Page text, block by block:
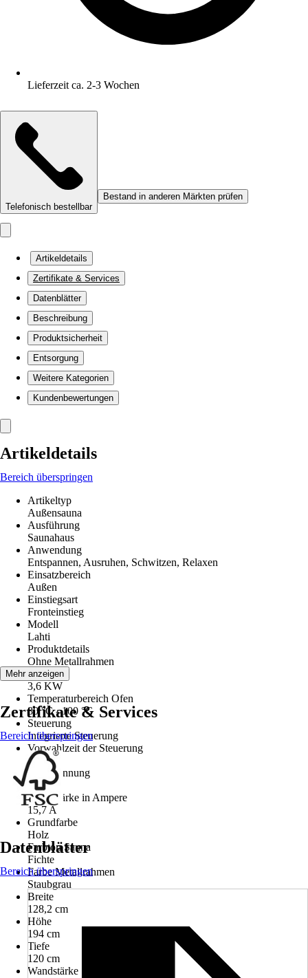
Lieferzeit ca. 2-3 Wochen
Telefonisch bestellbar
Bestand in anderen Märkten prüfen
Artikeldetails
Zertifikate & Services
Datenblätter
Beschreibung
Produktsicherheit
Entsorgung
Weitere Kategorien
Kundenbewertungen
Artikeldetails
Bereich überspringen
Artikeltyp
Außensauna
Ausführung
Saunahaus
Anwendung
Entspannen, Ausruhen, Schwitzen, Relaxen
Einsatzbereich
Außen
Einstiegsart
Fronteinstieg
Modell
Lahti
Produktdetails
Ohne Metallrahmen
Ofen Typ
3,6 KW
Temperaturbereich Ofen
80 °C - 100 °C
Steuerung
Integrierte Steuerung
Vorwahlzeit der Steuerung
Keine
Netzspannung
240 V
Stromstärke in Ampere
15,7 A
Grundfarbe
Holz
Farbton Sauna
Fichte
Farbe Metallrahmen
Staubgrau
Breite
128,2 cm
Höhe
194 cm
Tiefe
120 cm
Wandstärke
Mehr anzeigen
Zertifikate & Services
Bereich überspringen
Datenblätter
Bereich überspringen